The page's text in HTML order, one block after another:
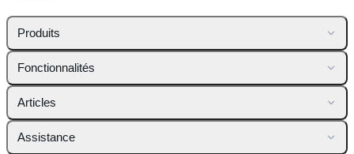
Produits
Fonctionnalités
Articles
Assistance